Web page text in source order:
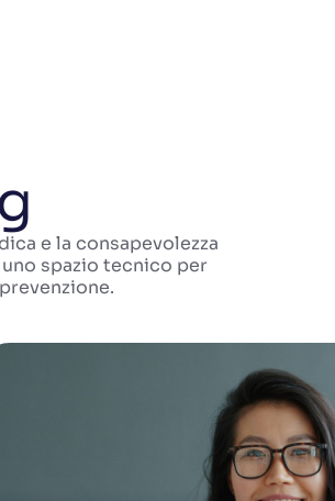
e la consapevolezza
spazio tecnico per